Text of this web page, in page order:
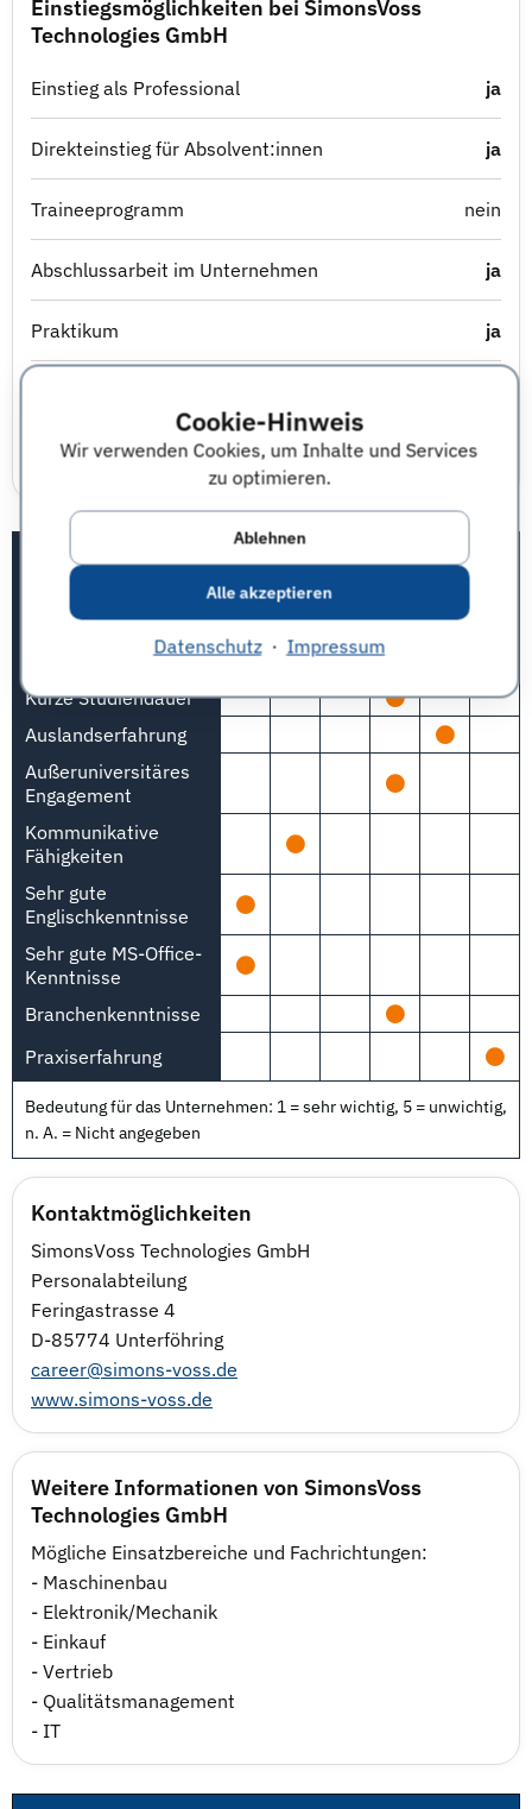
Cookie-Hinweis
Wir verwenden Cookies, um Inhalte und Services
zu optimieren.
Ablehnen
Alle akzeptieren
Datenschutz· Impressum
Einstiegsmöglichkeiten bei SimonsVoss
Technologies GmbH
Einstieg als Professional ja
Direkteinstieg für Absolvent:innen ja
Traineeprogramm nein
Abschlussarbeit im Unternehmen ja
Praktikum ja
Studierendenjob
Qualifikations-Matrix
1 2
Studienleistungen
Kurze Studiendauer
Auslandserfahrung
Außeruniversitäres
Engagement
Kommunikative
Fähigkeiten
Sehr gute
Englischkenntnisse
Sehr gute MS-Office-
Kenntnisse
Branchenkenntnisse
Praxiserfahrung
Bedeutung für das Unternehmen: 1 = sehr wichtig, 5 = unwichtig,
n. A. = Nicht angegeben
Kontaktmöglichkeiten
SimonsVoss Technologies GmbH
Personalabteilung
Feringastrasse 4
D-85774 Unterföhring
career@simons-voss.de
www.simons-voss.de
Weitere Informationen von SimonsVoss
Technologies GmbH
Mögliche Einsatzbereiche und Fachrichtungen:
- Maschinenbau
- Elektronik/Mechanik
- Einkauf
- Vertrieb
- Qualitätsmanagement
- IT